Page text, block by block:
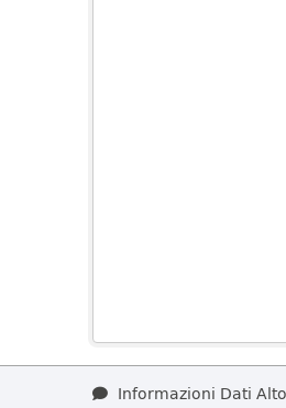
Informazioni Dati